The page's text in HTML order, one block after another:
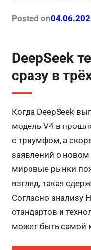
Posted on
DeepSeek
сразу в
Когда DeepSeek
модель V4 в
с триумфом, а
заявлений о новом
мировые рынки
взгляд, такая
Согласно анализу
стандартов и
может быть самой